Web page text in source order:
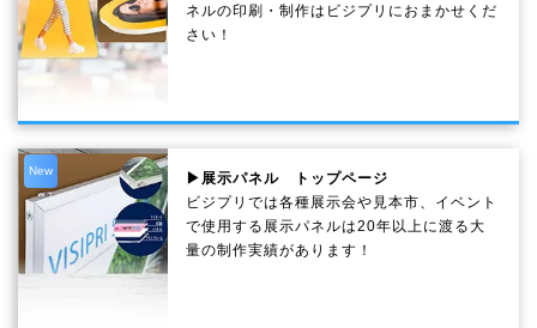
ネルの印刷・制作は ビジプリ におまかせくだ
さい！
New
▶展示パネル トップページ
ビジプリでは各種展示会や見本市、イベント
で使用する展示パネルは20年以上に渡る大
量の制作実績があります！